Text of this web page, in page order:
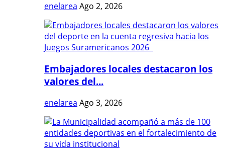
enelarea Ago 2, 2026
Embajadores locales destacaron los
valores del...
enelarea Ago 3, 2026